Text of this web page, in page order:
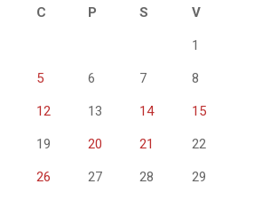
C P S V
1
5 6 7 8
12 13 14 15
19 20 21 22
26 27 28 29